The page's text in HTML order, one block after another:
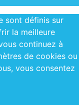
sont définis sur
la meilleure
continuez à
de cookies ou
vous consentez